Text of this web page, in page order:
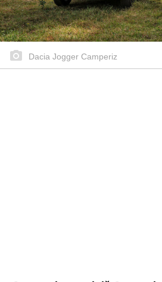
Dacia Jogger Camperiz